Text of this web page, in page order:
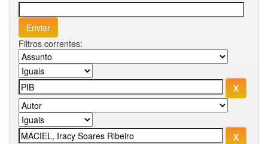
Filtros correntes: